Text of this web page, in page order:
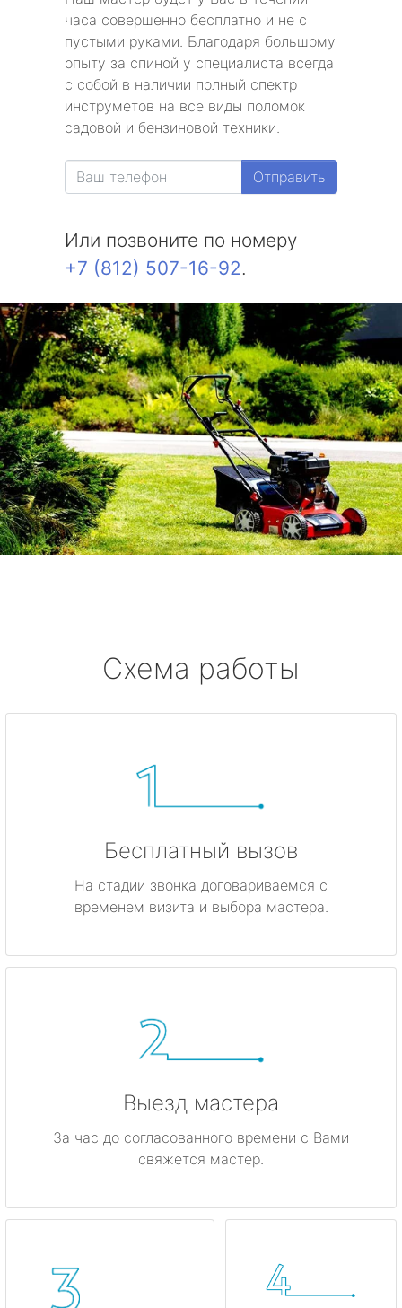
часа совершенно бесплатно и не с
пустыми руками. Благодаря большому
опыту за спиной у специалиста всегда
с собой в наличии полный спектр
инструметов на все виды поломок
садовой и бензиновой техники.
Отправить
Или позвоните по номеру
+7 (812) 507-16-92.
Схема работы
Бесплатный вызов
На стадии звонка договариваемся с
временем визита и выбора мастера.
Выезд мастера
За час до согласованного времени с Вами
свяжется мастер.